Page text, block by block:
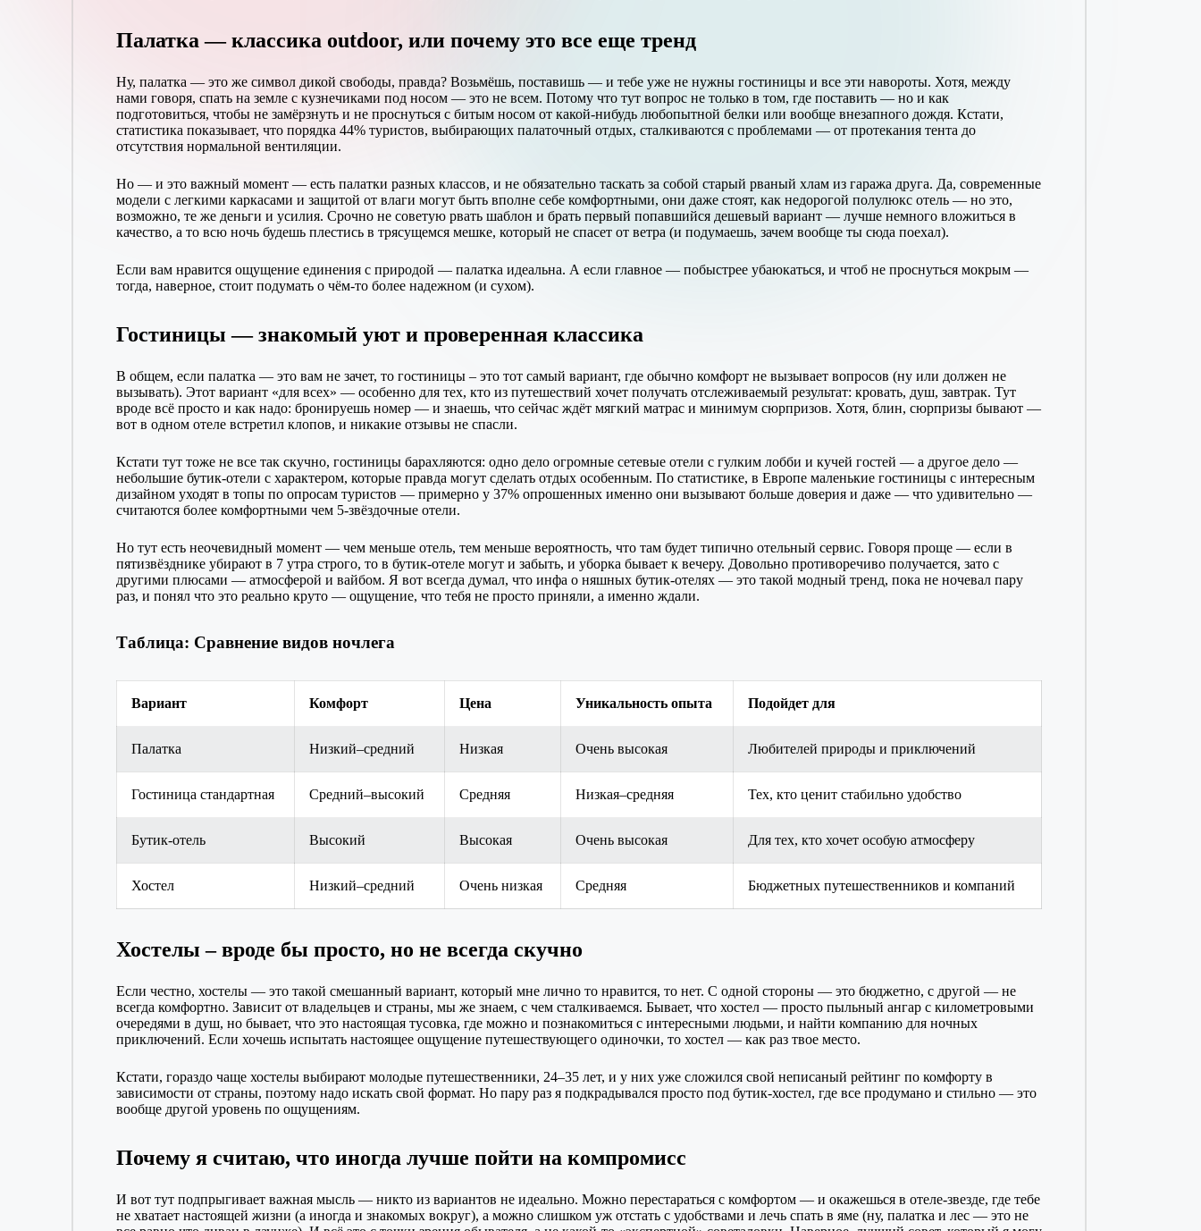
Палатка — классика outdoor, или почему это все еще тренд
Ну, палатка — это же символ дикой свободы, правда? Возьмёшь, поставишь — и тебе уже не нужны гостиницы и все эти навороты. Хотя, между
нами говоря, спать на земле с кузнечиками под носом — это не всем. Потому что тут вопрос не только в том, где поставить — но и как
подготовиться, чтобы не замёрзнуть и не проснуться с битым носом от какой-нибудь любопытной белки или вообще внезапного дождя. Кстати,
статистика показывает, что порядка 44% туристов, выбирающих палаточный отдых, сталкиваются с проблемами — от протекания тента до
отсутствия нормальной вентиляции.
Но — и это важный момент — есть палатки разных классов, и не обязательно таскать за собой старый рваный хлам из гаража друга. Да, современные
модели с легкими каркасами и защитой от влаги могут быть вполне себе комфортными, они даже стоят, как недорогой полулюкс отель — но это,
возможно, те же деньги и усилия. Срочно не советую рвать шаблон и брать первый попавшийся дешевый вариант — лучше немного вложиться в
качество, а то всю ночь будешь плестись в трясущемся мешке, который не спасет от ветра (и подумаешь, зачем вообще ты сюда поехал).
Если вам нравится ощущение единения с природой — палатка идеальна. А если главное — побыстрее убаюкаться, и чтоб не проснуться мокрым —
тогда, наверное, стоит подумать о чём-то более надежном (и сухом).
Гостиницы — знакомый уют и проверенная классика
В общем, если палатка — это вам не зачет, то гостиницы – это тот самый вариант, где обычно комфорт не вызывает вопросов (ну или должен не
вызывать). Этот вариант «для всех» — особенно для тех, кто из путешествий хочет получать отслеживаемый результат: кровать, душ, завтрак. Тут
вроде всё просто и как надо: бронируешь номер — и знаешь, что сейчас ждёт мягкий матрас и минимум сюрпризов. Хотя, блин, сюрпризы бывают —
вот в одном отеле встретил клопов, и никакие отзывы не спасли.
Кстати тут тоже не все так скучно, гостиницы барахляются: одно дело огромные сетевые отели с гулким лобби и кучей гостей — а другое дело —
небольшие бутик-отели с характером, которые правда могут сделать отдых особенным. По статистике, в Европе маленькие гостиницы с интересным
дизайном уходят в топы по опросам туристов — примерно у 37% опрошенных именно они вызывают больше доверия и даже — что удивительно —
считаются более комфортными чем 5-звёздочные отели.
Но тут есть неочевидный момент — чем меньше отель, тем меньше вероятность, что там будет типично отельный сервис. Говоря проще — если в
пятизвёзднике убирают в 7 утра строго, то в бутик-отеле могут и забыть, и уборка бывает к вечеру. Довольно противоречиво получается, зато с
другими плюсами — атмосферой и вайбом. Я вот всегда думал, что инфа о няшных бутик-отелях — это такой модный тренд, пока не ночевал пару
раз, и понял что это реально круто — ощущение, что тебя не просто приняли, а именно ждали.
Таблица: Сравнение видов ночлега
Вариант Комфорт Цена Уникальность опыта Подойдет для
Палатка Низкий–средний Низкая Очень высокая Любителей природы и приключений
Гостиница стандартная Средний–высокий Средняя Низкая–средняя Тех, кто ценит стабильно удобство
Бутик-отель Высокий Высокая Очень высокая Для тех, кто хочет особую атмосферу
Хостел Низкий–средний Очень низкая Средняя Бюджетных путешественников и компаний
Хостелы – вроде бы просто, но не всегда скучно
Если честно, хостелы — это такой смешанный вариант, который мне лично то нравится, то нет. С одной стороны — это бюджетно, с другой — не
всегда комфортно. Зависит от владельцев и страны, мы же знаем, с чем сталкиваемся. Бывает, что хостел — просто пыльный ангар с километровыми
очередями в душ, но бывает, что это настоящая тусовка, где можно и познакомиться с интересными людьми, и найти компанию для ночных
приключений. Если хочешь испытать настоящее ощущение путешествующего одиночки, то хостел — как раз твое место.
Кстати, гораздо чаще хостелы выбирают молодые путешественники, 24–35 лет, и у них уже сложился свой неписаный рейтинг по комфорту в
зависимости от страны, поэтому надо искать свой формат. Но пару раз я подкрадывался просто под бутик-хостел, где все продумано и стильно — это
вообще другой уровень по ощущениям.
Почему я считаю, что иногда лучше пойти на компромисс
И вот тут подпрыгивает важная мысль — никто из вариантов не идеально. Можно перестараться с комфортом — и окажешься в отеле-звезде, где тебе
не хватает настоящей жизни (а иногда и знакомых вокруг), а можно слишком уж отстать с удобствами и лечь спать в яме (ну, палатка и лес — это не